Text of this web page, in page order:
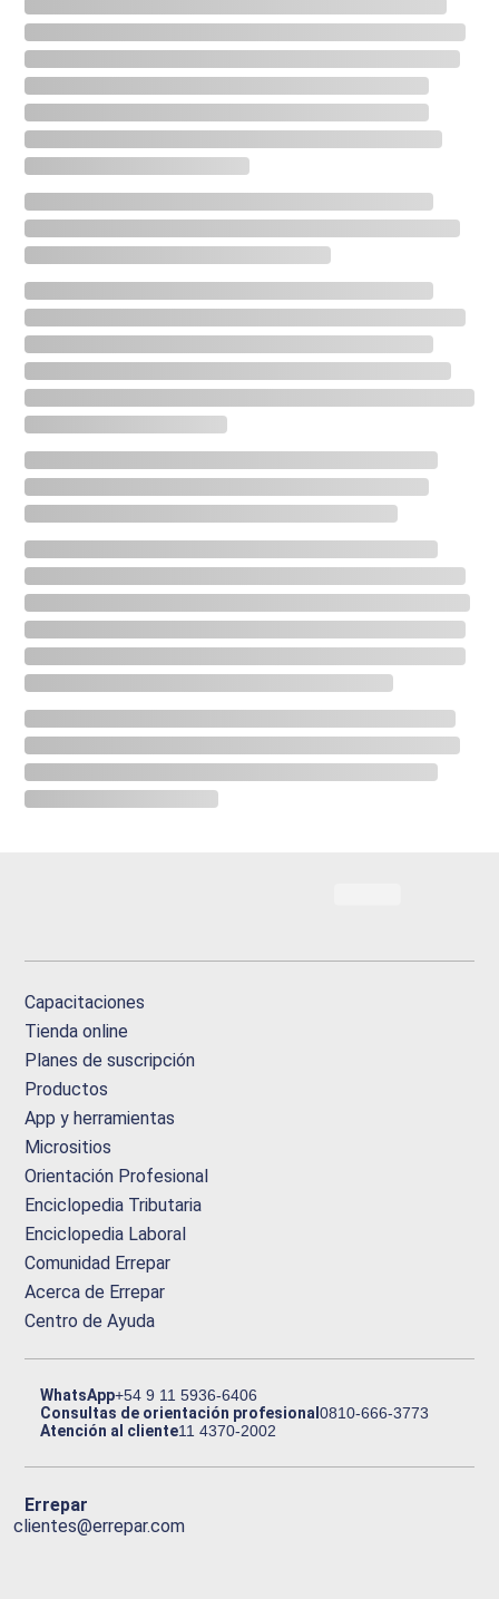
Capacitaciones
Tienda online
Planes de suscripción
Productos
App y herramientas
Micrositios
Orientación Profesional
Enciclopedia Tributaria
Enciclopedia Laboral
Comunidad Errepar
Acerca de Errepar
Centro de Ayuda
WhatsApp+54 9 11 5936-6406
Consultas de orientación profesional0810-666-3773
Atención al cliente11 4370-2002
Errepar
clientes@errepar.com